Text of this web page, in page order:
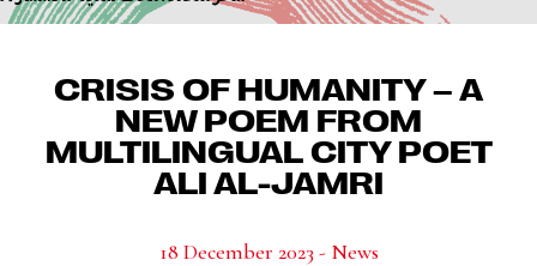
CRISIS OF HUMANITY – A
NEW POEM FROM
MULTILINGUAL CITY POET
ALI AL-JAMRI
18 December 2023 - News